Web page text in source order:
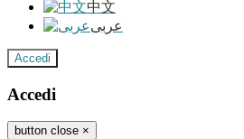
中文
عربى
Accedi
Accedi
button close ×